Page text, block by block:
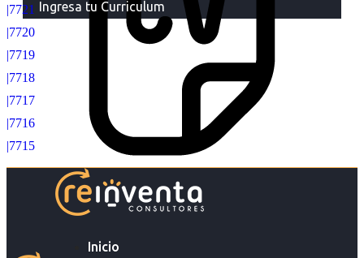
Inicio
Ingresa tu Curriculum
|7721
|7720
|7719
|7718
|7717
|7716
|7715